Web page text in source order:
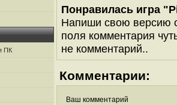
ПК
Понравилась игра
Напиши свою версию
поля комментария
не комментарий..
Комментарии:
Ваш комментарий